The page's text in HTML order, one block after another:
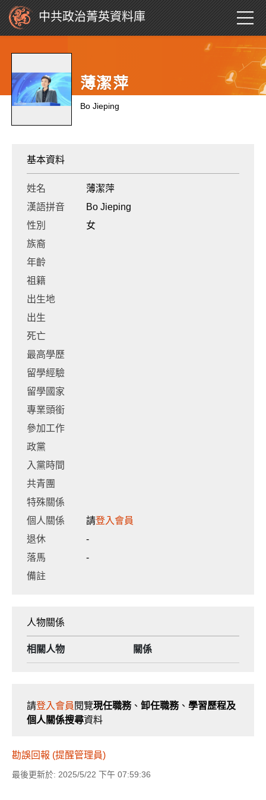
中共政治菁英資料庫
薄潔萍
Bo Jieping
基本資料
姓名
薄潔萍
漢語拼音
Bo Jieping
性別
女
族裔
年齡
祖籍
出生地
出生
死亡
最高學歷
留學經驗
留學國家
專業頭銜
參加工作
政黨
入黨時間
共青團
特殊關係
個人關係
請登入會員
退休
-
落馬
-
備註
人物關係
相關人物 關係
請登入會員 閱覽現任職務、 卸任職務、 學習歷程及
個人關係搜尋資料
勘誤回報 (提醒管理員)
最後更新於: 2025/5/22 下午 07:59:36